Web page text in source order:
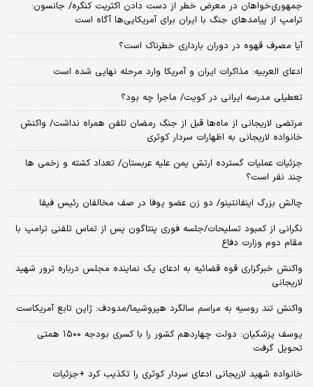
جمهوری‌خواهان در معرض خطر از دست دادن اکثریت کنگره/ جانسون:
ترامپ از پیامدهای جنگ با ایران برای آمریکایی‌ها آگاه است
آیا مصرف قهوه در دوران بارداری خطرناک است؟
ادعای العربیه: مذاکرات ایران و آمریکا وارد مرحله نهایی شده است
تعطیلی مدرسه ایرانی در کویت/ ماجرا چه بود؟
مرتضی لاریجانی از ماه‌ها قبل از جنگ رمضان تلفن همراه نداشت/ واکنش
خانواده لاریجانی به اظهارات سردار کوثری
جزئیات عملیات گسترده ارتش یمن علیه عربستان/ تعداد کشته و زخمی ها
چند نفر است؟
چالش بزرگ اینفانتینو/ دو زن عضو یوفا در صف مخالفان رئیس فیفا
نگرانی از کمبود تسلیحات/جلسه فوری پنتاگون پس از تماس تلفنی ترامپ با
مقام دوم وزارت دفاع
واکنش خبرگزاری قوه قضائیه به ادعای یک نماینده مجلس درباره ترور شهید
لاریجانی
واکنش تند روسیه به مراسم سالگرد هیروشیما/مدودف: ژاپن تابع آمریکاست
یوسف پزشکیان: دولت چهاردهم کشور را با کسری بودجه ۱۵۰۰ همتی
تحویل گرفت
خانواده شهید لاریجانی ادعای سردار کوثری را تکذیب کرد +جزئیات